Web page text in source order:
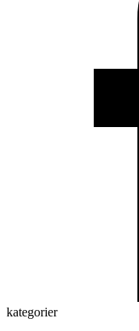
kategorier